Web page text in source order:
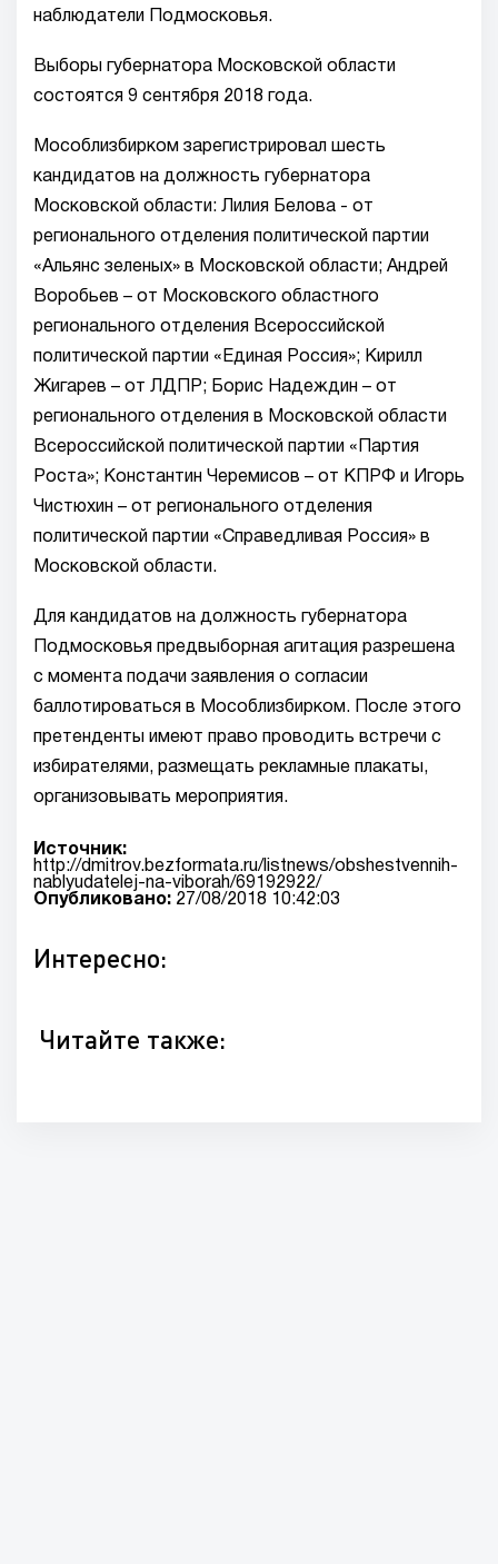
наблюдатели Подмосковья.
Выборы губернатора Московской области
состоятся 9 сентября 2018 года.
Мособлизбирком зарегистрировал шесть
кандидатов на должность губернатора
Московской области: Лилия Белова - от
регионального отделения политической партии
«Альянс зеленых» в Московской области; Андрей
Воробьев – от Московского областного
регионального отделения Всероссийской
политической партии «Единая Россия»; Кирилл
Жигарев – от ЛДПР; Борис Надеждин – от
регионального отделения в Московской области
Всероссийской политической партии «Партия
Роста»; Константин Черемисов – от КПРФ и Игорь
Чистюхин – от регионального отделения
политической партии «Справедливая Россия» в
Московской области.
Для кандидатов на должность губернатора
Подмосковья предвыборная агитация разрешена
с момента подачи заявления о согласии
баллотироваться в Мособлизбирком. После этого
претенденты имеют право проводить встречи с
избирателями, размещать рекламные плакаты,
организовывать мероприятия.
Источник:
http://dmitrov.bezformata.ru/listnews/obshestvennih-
nablyudatelej-na-viborah/69192922/
Опубликовано: 27/08/2018 10:42:03
Интересно:
Читайте также: